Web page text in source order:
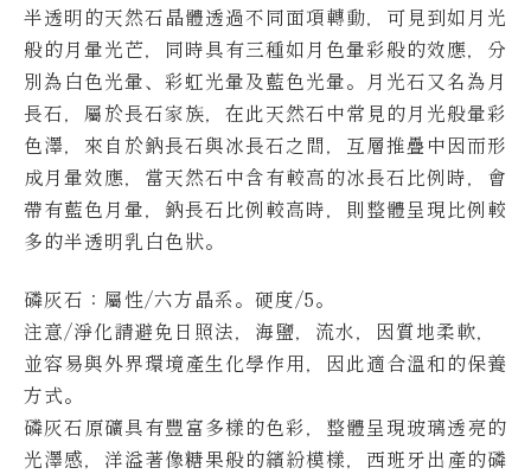
半透明的天然石晶體透過不同面項轉動，可見到如月光
般的月暈光芒，同時具有三種如月色暈彩般的效應，分
別為白色光暈、彩虹光暈及藍色光暈。 月光石又名為月
長石，屬於長石家族，在此天然石中常見的月光般暈彩
色澤，來自於鈉長石與冰長石之間，互層推疊中因而形
成月暈效應，當天然石中含有較高的冰長石比例時，會
帶有藍色月暈，鈉長石比例較高時，則整體呈現比例較
多的半透明乳白色狀。
磷灰石：屬性/六方晶系。硬度/5。
注意/淨化請避免日照法，海鹽，流水，因質地柔軟，
並容易與外界環境產生化學作用，因此適合溫和的保養
方式。
磷灰石原礦具有豐富多樣的色彩，整體呈現玻璃透亮的
光澤感，洋溢著像糖果般的繽紛模樣，西班牙出產的磷